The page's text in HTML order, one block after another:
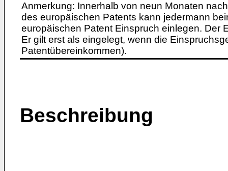
Anmerkung: Innerhalb von neun Monaten
des europäischen Patents kann jedermann
europäischen Patent Einspruch einlegen. Der
Er gilt erst als eingelegt, wenn die
Patentübereinkommen).
Beschreibung